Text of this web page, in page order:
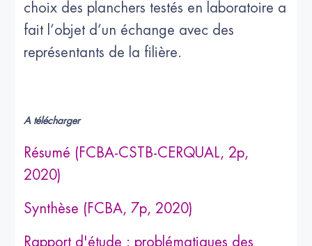
choix des planchers testés en laboratoire a
fait l’objet d’un échange avec des
représentants de la filière.
A télécharger
Résumé (FCBA-CSTB-CERQUAL, 2p,
2020)
Synthèse (FCBA, 7p, 2020)
Rapport d'étude : problématiques des